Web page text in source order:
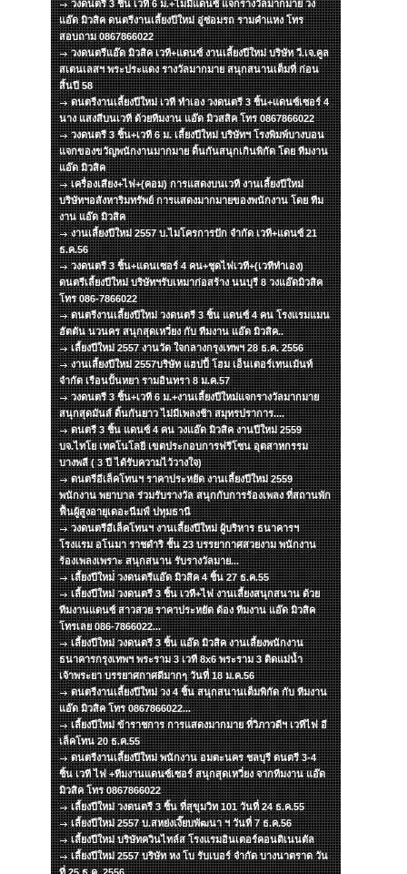
วงดนตรี 3 ชิ้น เวที 6 ม.+ไมมีแดนซ์ แจกรางวัลมากมาย วง
แอ๊ด มิวสิค ดนตรีงานเลี้ยงปีใหม่ อู่ซ่อมรถ รามคำแหง โทร
สอบถาม 0867866022
วงดนตรีแอ๊ด มิวสิค เวที+แดนซ์ งานเลี้ยงปีใหม่ บริษัท วี.เจ.คูล
สเตนเลสฯ พระประแดง รางวัลมากมาย สนุกสนานเต็มที่ ก่อน
สิ้นปี 58
ดนตรีงานเลี้ยงปีใหม่ เวที ทำเอง วงดนตรี 3 ชิ้น+แดนซ์เซอร์ 4
นาง แสงสีบนเวที ด้วยทีมงาน แอ๊ด มิวสสิค โทร 0867866022
วงดนตรี 3 ชิ้น+เวที 6 ม. เลี้ยงปีใหม่ บริษัทฯ โรงพิมพ์บางบอน
แจกของขวัญพนักงานมากมาย ดิ้นกันสนุกเกินพิกัด โดย ทีมงาน
แอ๊ด มิวสิค
เครื่องเสียง+ไฟ+(คอม) การแสดงบนเวที งานเลี้ยงปีใหม่
บริษัทฯอสังหาริมทรัพย์ การแสดงมากมายของพนักงาน โดย ทีม
งาน แอ๊ด มิวสิค
งานเลี้ยงปีใหม่ 2557 บ.ไมโครการปัก จำกัด เวที+แดนซ์ 21
ธ.ค.56
วงดนตรี 3 ชิ้น+แดนเซอร์ 4 คน+ชุดไฟเวที+(เวทีทำเอง)
ดนตรีเลี้ยงปีใหม่ บริษัทฯรับเหมาก่อสร้าง นนบุรี 8 วงแอ๊ดมิวสิค
โทร 086-7866022
ดนตรีงานเลี้ยงปีใหม่ วงดนตรี 3 ชิ้น แดนซ์ 4 คน โรงแรมแมน
ฮัตตัน นวนคร สนุกสุดเหวี่ยง กับ ทีมงาน แอ๊ด มิวสิค..
เลี้ยงปีใหม่ 2557 งานวัด ใจกลางกรุงเทพฯ 28 ธ.ค. 2556
งานเลี้ยงปีใหม่ 2557บริษัท แฮปปี้ โฮม เอ็นเตอร์เทนเม้นท์
จำกัด เรือนปั้นหยา รามอินทรา 8 ม.ค.57
วงดนตรี 3 ชิ้น+เวที 6 ม.+งานเลี้ยงปีใหม่แจกรางวัลมากมาย
สนุกสุดมันส์ ดิ้นกันยาว ไม่มีเพลงช้า สมุทรปราการ....
ดนตรี 3 ชิ้น แดนซ์ 4 คน วงแอ๊ด มิวสิค งานปีใหม่ 2559
บจ.ไทโย เทคโนโลยี เขตประกอบการฟรีโซน อุตสาหกรรม
บางพลี ( 3 ปี ได้รับความไว้วางใจ)
ดนตรีอีเล็คโทนฯ ราคาประหยัด งานเลี้ยงปีใหม่ 2559
พนักงาน พยาบาล ร่วมรับรางวัล สนุกกับการร้องเพลง ที่สถานพัก
ฟื้นผู้สูงอายุเดอะนีมฟ์ ปทุมธานี
วงดนตรีอีเล็คโทนฯ งานเลี้ยงปีใหม่ ผู้บริหาร ธนาคารฯ
โรงแรม อโนมา ราชดำริ ชั้น 23 บรรยากาศสวยงาม พนักงาน
ร้องเพลงเพราะ สนุกสนาน รับรางวัลมาย...
เลี้ยงปีใหม่่ วงดนตรีแอ๊ด มิวสิค 4 ชิ้น 27 ธ.ค.55
เลี้ยงปีใหม่ วงดนตรี 3 ชิ้น เวที+ไฟ งานเลี้ยงสนุกสนาน ด้วย
ทีมงานแดนซ์ สาวสวย ราคาประหยัด ต้อง ทีมงาน แอ๊ด มิวสิค
โทรเลย 086-7866022...
เลี้ยงปีใหม่ วงดนตรี 3 ชิ้น แอ๊ด มิวสิค งานเลี้ยงพนักงาน
ธนาคารกรุงเทพฯ พระราม 3 เวที 8x6 พระราม 3 ติดแม่น้ำ
เจ้าพระยา บรรยาศกาศดีมากๆ วันที่ 18 ม.ค.56
ดนตรีงานเลี้ยงปีใหม่ วง 4 ชิ้น สนุกสนานเต็มพิกัด กับ ทีมงาน
แอ๊ด มิวสิค โทร 0867866022...
เลี้ยงปีใหม่ ข้าราชการ การแสดงมากมาย ที่วิภาวดีฯ เวทีไฟ อี
เล็คโทน 20 ธ.ค.55
ดนตรีงานเลี้ยงปีใหม่ พนักงาน อมตะนคร ชลบุรี ดนตรี 3-4
ชิ้น เวที ไฟ +ทีมงานแดนซ์เซอร์ สนุกสุดเหวี่ยง จากทีมงาน แอ๊ด
มิวสิค โทร 0867866022
เลี้ยงปีใหม่ วงดนตรี 3 ชิ้น ที่สุขุมวิท 101 วันที่ 24 ธ.ค.55
เลี้ยงปีใหม่ 2557 บ.สหย่งเงี๊ยบพัฒนา ฯ วันที่ 7 ธ.ค.56
เลี้ยงปีใหม่ บริษัทควินไทล์ส โรงแรมอินเตอร์คอนติเนนตัล
เลี้ยงปีใหม่ 2557 บริษัท หง โบ รับเบอร์ จำกัด บางนาตราด วัน